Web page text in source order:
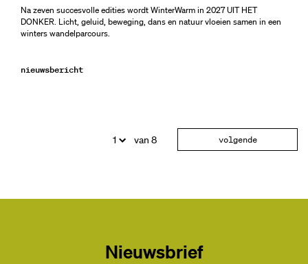
Na zeven succesvolle edities wordt WinterWarm in 2027 UIT HET
DONKER. Licht, geluid, beweging, dans en natuur vloeien samen in een
winters wandelparcours.
nieuwsbericht
van 8 volgende
Nieuwsbrief